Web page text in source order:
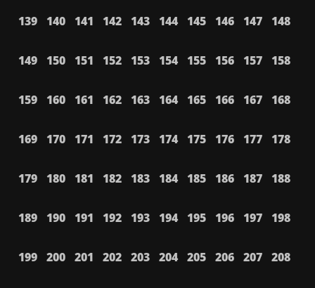
139 140 141 142 143 144 145 146 147 148
149 150 151 152 153 154 155 156 157 158
159 160 161 162 163 164 165 166 167 168
169 170 171 172 173 174 175 176 177 178
179 180 181 182 183 184 185 186 187 188
189 190 191 192 193 194 195 196 197 198
199 200 201 202 203 204 205 206 207 208